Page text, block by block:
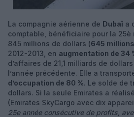
La compagnie aérienne de Dubaï a
comptable, bénéficiaire pour la
845 millions de dollars (645 millions
2012-2013, en augmentation de 34
d’affaires de 21,1 milliards de
l’année précédente. Elle a
d’occupation de 80 %. Le solde de
dollars. Si la seule Emirates a
(Emirates SkyCargo avec dix
25e année consécutive de profits,